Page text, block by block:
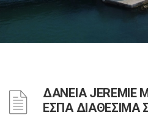
ΔΑΝΕΙΑ
ΕΣΠΑ ΔΙΑΘΕΣΙΜΑ